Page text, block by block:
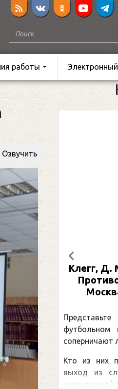
работы
Озвучить
Роналду.
XXI века. —
457, [2] с.
битву на
Месси и Роналду
Кто найдет верный
на поле и
принесет своей ...
:
Предыдущий